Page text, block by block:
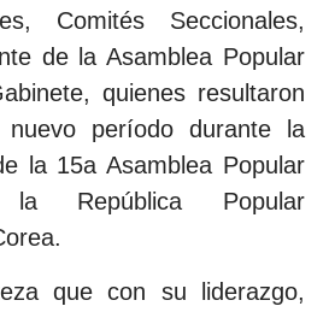
Comités Seccionales,
de la Asamblea Popular
quienes resultaron
período durante la
la 15a Asamblea Popular
República Popular
que con su liderazgo,